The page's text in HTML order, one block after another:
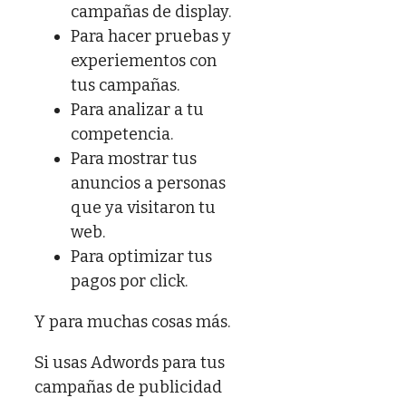
campañas de display.
Para hacer pruebas y
experiementos con
tus campañas.
Para analizar a tu
competencia.
Para mostrar tus
anuncios a personas
que ya visitaron tu
web.
Para optimizar tus
pagos por click.
Y para muchas cosas más.
Si usas Adwords para tus
campañas de publicidad